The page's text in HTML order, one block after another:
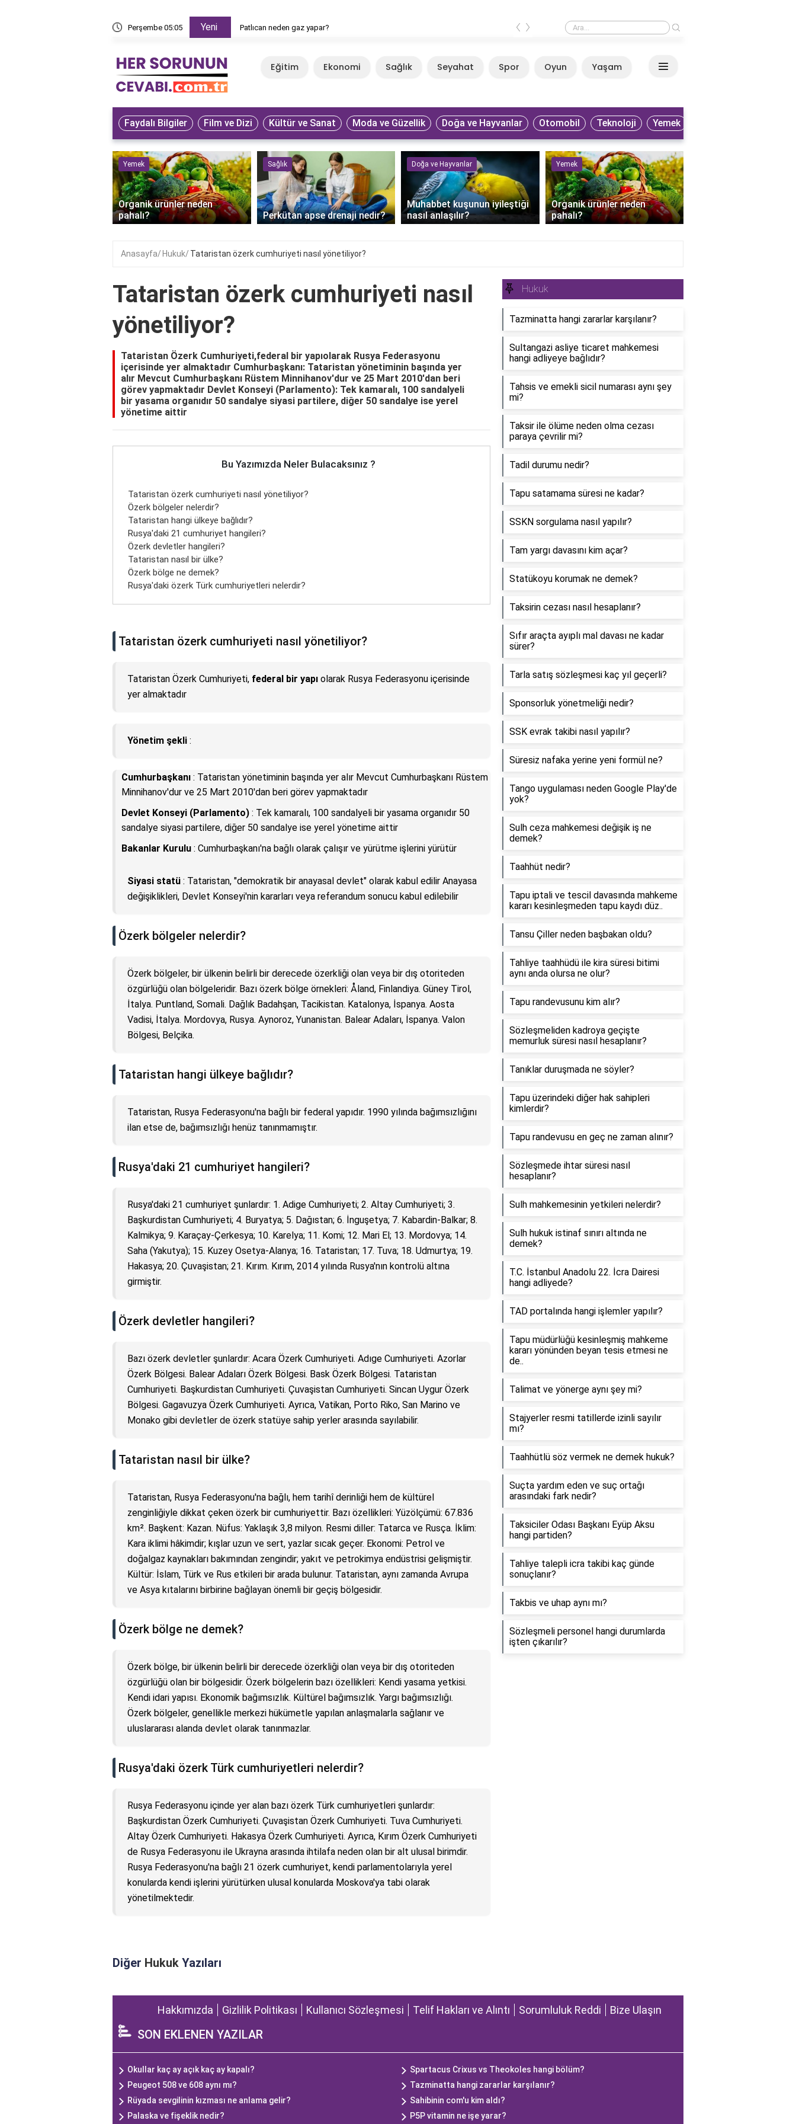
Perşembe 05:05 Yeni Patlıcan neden gaz yapar? Patlıcan neden gaz yapar?
‹ ›
Eğitim Ekonomi Sağlık Seyahat Spor Oyun Yaşam
Faydalı Bilgiler Film ve Dizi Kültür ve Sanat Moda ve Güzellik Doğa ve Hayvanlar Otomobil Teknoloji Yemek
Yemek
Organik ürünler neden
pahalı?
Sağlık
Perkütan apse drenaji nedir?
Doğa ve Hayvanlar
Muhabbet kuşunun iyileştiği
nasıl anlaşılır?
Yemek
Organik ürünler neden
pahalı?
Anasayfa Hukuk Tataristan özerk cumhuriyeti nasıl yönetiliyor?
Tataristan özerk cumhuriyeti nasıl
yönetiliyor?
Tataristan Özerk Cumhuriyeti,federal bir yapıolarak Rusya Federasyonu
içerisinde yer almaktadır Cumhurbaşkanı: Tataristan yönetiminin başında yer
alır Mevcut Cumhurbaşkanı Rüstem Minnihanov'dur ve 25 Mart 2010'dan beri
görev yapmaktadır Devlet Konseyi (Parlamento): Tek kamaralı, 100 sandalyeli
bir yasama organıdır 50 sandalye siyasi partilere, diğer 50 sandalye ise yerel
yönetime aittir
Bu Yazımızda Neler Bulacaksınız ?
Tataristan özerk cumhuriyeti nasıl yönetiliyor?
Özerk bölgeler nelerdir?
Tataristan hangi ülkeye bağlıdır?
Rusya'daki 21 cumhuriyet hangileri?
Özerk devletler hangileri?
Tataristan nasıl bir ülke?
Özerk bölge ne demek?
Rusya'daki özerk Türk cumhuriyetleri nelerdir?
Tataristan özerk cumhuriyeti nasıl yönetiliyor?
Tataristan Özerk Cumhuriyeti, federal bir yapı olarak Rusya Federasyonu içerisinde
yer almaktadır
Yönetim şekli :
Cumhurbaşkanı : Tataristan yönetiminin başında yer alır Mevcut Cumhurbaşkanı Rüstem
Minnihanov'dur ve 25 Mart 2010'dan beri görev yapmaktadır
Devlet Konseyi (Parlamento) : Tek kamaralı, 100 sandalyeli bir yasama organıdır 50
sandalye siyasi partilere, diğer 50 sandalye ise yerel yönetime aittir
Bakanlar Kurulu : Cumhurbaşkanı'na bağlı olarak çalışır ve yürütme işlerini yürütür
Siyasi statü : Tataristan, "demokratik bir anayasal devlet" olarak kabul edilir Anayasa
değişiklikleri, Devlet Konseyi'nin kararları veya referandum sonucu kabul edilebilir
Özerk bölgeler nelerdir?
Özerk bölgeler, bir ülkenin belirli bir derecede özerkliği olan veya bir dış otoriteden
özgürlüğü olan bölgeleridir. Bazı özerk bölge örnekleri: Åland, Finlandiya. Güney Tirol,
İtalya. Puntland, Somali. Dağlık Badahşan, Tacikistan. Katalonya, İspanya. Aosta
Vadisi, İtalya. Mordovya, Rusya. Aynoroz, Yunanistan. Balear Adaları, İspanya. Valon
Bölgesi, Belçika.
Tataristan hangi ülkeye bağlıdır?
Tataristan, Rusya Federasyonu'na bağlı bir federal yapıdır. 1990 yılında bağımsızlığını
ilan etse de, bağımsızlığı henüz tanınmamıştır.
Rusya'daki 21 cumhuriyet hangileri?
Rusya'daki 21 cumhuriyet şunlardır: 1. Adige Cumhuriyeti; 2. Altay Cumhuriyeti; 3.
Başkurdistan Cumhuriyeti; 4. Buryatya; 5. Dağıstan; 6. İnguşetya; 7. Kabardin-Balkar; 8.
Kalmikya; 9. Karaçay-Çerkesya; 10. Karelya; 11. Komi; 12. Mari El; 13. Mordovya; 14.
Saha (Yakutya); 15. Kuzey Osetya-Alanya; 16. Tataristan; 17. Tuva; 18. Udmurtya; 19.
Hakasya; 20. Çuvaşistan; 21. Kırım. Kırım, 2014 yılında Rusya'nın kontrolü altına
girmiştir.
Özerk devletler hangileri?
Bazı özerk devletler şunlardır: Acara Özerk Cumhuriyeti. Adıge Cumhuriyeti. Azorlar
Özerk Bölgesi. Balear Adaları Özerk Bölgesi. Bask Özerk Bölgesi. Tataristan
Cumhuriyeti. Başkurdistan Cumhuriyeti. Çuvaşistan Cumhuriyeti. Sincan Uygur Özerk
Bölgesi. Gagavuzya Özerk Cumhuriyeti. Ayrıca, Vatikan, Porto Riko, San Marino ve
Monako gibi devletler de özerk statüye sahip yerler arasında sayılabilir.
Tataristan nasıl bir ülke?
Tataristan, Rusya Federasyonu'na bağlı, hem tarihî derinliği hem de kültürel
zenginliğiyle dikkat çeken özerk bir cumhuriyettir. Bazı özellikleri: Yüzölçümü: 67.836
km². Başkent: Kazan. Nüfus: Yaklaşık 3,8 milyon. Resmi diller: Tatarca ve Rusça. İklim:
Kara iklimi hâkimdir; kışlar uzun ve sert, yazlar sıcak geçer. Ekonomi: Petrol ve
doğalgaz kaynakları bakımından zengindir; yakıt ve petrokimya endüstrisi gelişmiştir.
Kültür: İslam, Türk ve Rus etkileri bir arada bulunur. Tataristan, aynı zamanda Avrupa
ve Asya kıtalarını birbirine bağlayan önemli bir geçiş bölgesidir.
Özerk bölge ne demek?
Özerk bölge, bir ülkenin belirli bir derecede özerkliği olan veya bir dış otoriteden
özgürlüğü olan bir bölgesidir. Özerk bölgelerin bazı özellikleri: Kendi yasama yetkisi.
Kendi idari yapısı. Ekonomik bağımsızlık. Kültürel bağımsızlık. Yargı bağımsızlığı.
Özerk bölgeler, genellikle merkezi hükümetle yapılan anlaşmalarla sağlanır ve
uluslararası alanda devlet olarak tanınmazlar.
Rusya'daki özerk Türk cumhuriyetleri nelerdir?
Rusya Federasyonu içinde yer alan bazı özerk Türk cumhuriyetleri şunlardır:
Başkurdistan Özerk Cumhuriyeti. Çuvaşistan Özerk Cumhuriyeti. Tuva Cumhuriyeti.
Altay Özerk Cumhuriyeti. Hakasya Özerk Cumhuriyeti. Ayrıca, Kırım Özerk Cumhuriyeti
de Rusya Federasyonu ile Ukrayna arasında ihtilafa neden olan bir alt ulusal birimdir.
Rusya Federasyonu'na bağlı 21 özerk cumhuriyet, kendi parlamentolarıyla yerel
konularda kendi işlerini yürütürken ulusal konularda Moskova'ya tabi olarak
yönetilmektedir.
Diğer Hukuk Yazıları
Hukuk
Tazminatta hangi zararlar karşılanır?
Sultangazi asliye ticaret mahkemesi
hangi adliyeye bağlıdır?
Tahsis ve emekli sicil numarası aynı şey
mi?
Taksir ile ölüme neden olma cezası
paraya çevrilir mi?
Tadil durumu nedir?
Tapu satamama süresi ne kadar?
SSKN sorgulama nasıl yapılır?
Tam yargı davasını kim açar?
Statükoyu korumak ne demek?
Taksirin cezası nasıl hesaplanır?
Sıfır araçta ayıplı mal davası ne kadar
sürer?
Tarla satış sözleşmesi kaç yıl geçerli?
Sponsorluk yönetmeliği nedir?
SSK evrak takibi nasıl yapılır?
Süresiz nafaka yerine yeni formül ne?
Tango uygulaması neden Google Play'de
yok?
Sulh ceza mahkemesi değişik iş ne
demek?
Taahhüt nedir?
Tapu iptali ve tescil davasında mahkeme
kararı kesinleşmeden tapu kaydı düz..
Tansu Çiller neden başbakan oldu?
Tahliye taahhüdü ile kira süresi bitimi
aynı anda olursa ne olur?
Tapu randevusunu kim alır?
Sözleşmeliden kadroya geçişte
memurluk süresi nasıl hesaplanır?
Tanıklar duruşmada ne söyler?
Tapu üzerindeki diğer hak sahipleri
kimlerdir?
Tapu randevusu en geç ne zaman alınır?
Sözleşmede ihtar süresi nasıl
hesaplanır?
Sulh mahkemesinin yetkileri nelerdir?
Sulh hukuk istinaf sınırı altında ne
demek?
T.C. İstanbul Anadolu 22. İcra Dairesi
hangi adliyede?
TAD portalında hangi işlemler yapılır?
Tapu müdürlüğü kesinleşmiş mahkeme
kararı yönünden beyan tesis etmesi ne
de..
Talimat ve yönerge aynı şey mi?
Stajyerler resmi tatillerde izinli sayılır
mı?
Taahhütlü söz vermek ne demek hukuk?
Suçta yardım eden ve suç ortağı
arasındaki fark nedir?
Taksiciler Odası Başkanı Eyüp Aksu
hangi partiden?
Tahliye talepli icra takibi kaç günde
sonuçlanır?
Takbis ve uhap aynı mı?
Sözleşmeli personel hangi durumlarda
işten çıkarılır?
Hakkımızda Gizlilik Politikası Kullanıcı Sözleşmesi Telif Hakları ve Alıntı Sorumluluk Reddi Bize Ulaşın
SON EKLENEN YAZILAR
Okullar kaç ay açık kaç ay kapalı?
Spartacus Crixus vs Theokoles hangi bölüm?
Peugeot 508 ve 608 aynı mı?
Tazminatta hangi zararlar karşılanır?
Rüyada sevgilinin kızması ne anlama gelir?
Sahibinin com'u kim aldı?
Palaska ve fişeklik nedir?
P5P vitamin ne işe yarar?